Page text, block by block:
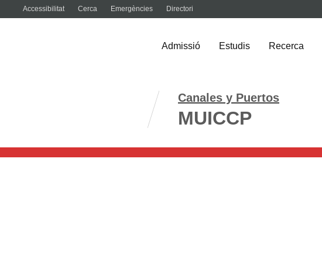
Accessibilitat Cerca Emergències Directori
Admissió Estudis Recerca
Canales y Puertos
MUICCP